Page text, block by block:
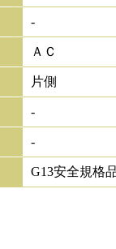
-
ＡＣ
片側
-
-
G13安全規格